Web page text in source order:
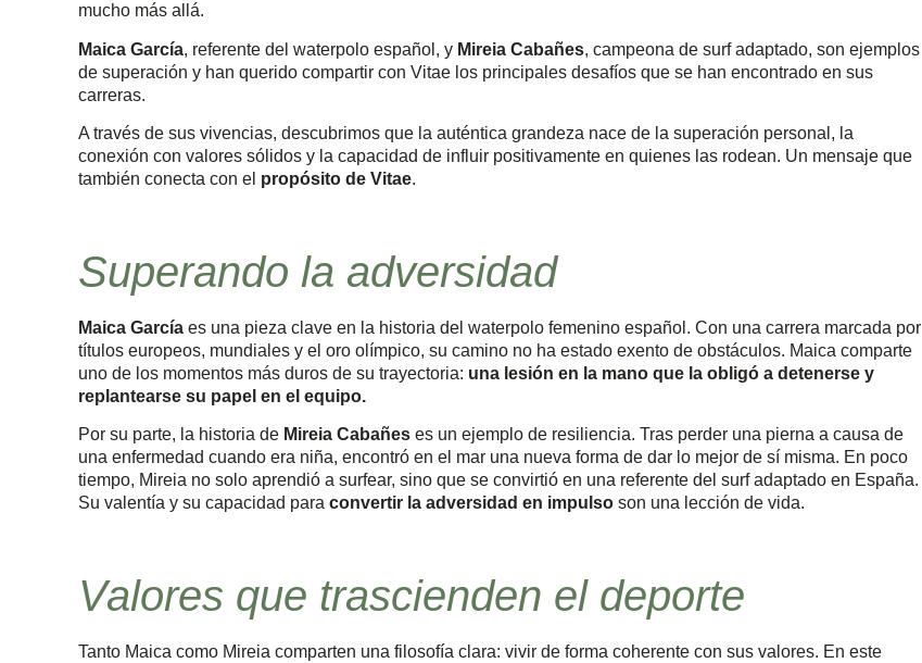
mucho más allá.
Maica García, referente del waterpolo español, y Mireia Cabañes, campeona de surf adaptado, son ejemplos
de superación y han querido compartir con Vitae los principales desafíos que se han encontrado en sus
carreras.
A través de sus vivencias, descubrimos que la auténtica grandeza nace de la superación personal, la
conexión con valores sólidos y la capacidad de influir positivamente en quienes las rodean. Un mensaje que
también conecta con el propósito de Vitae.
Superando la adversidad
Maica García es una pieza clave en la historia del waterpolo femenino español. Con una carrera marcada por
títulos europeos, mundiales y el oro olímpico, su camino no ha estado exento de obstáculos. Maica comparte
uno de los momentos más duros de su trayectoria: una lesión en la mano que la obligó a detenerse y
replantearse su papel en el equipo.
Por su parte, la historia de Mireia Cabañes es un ejemplo de resiliencia. Tras perder una pierna a causa de
una enfermedad cuando era niña, encontró en el mar una nueva forma de dar lo mejor de sí misma. En poco
tiempo, Mireia no solo aprendió a surfear, sino que se convirtió en una referente del surf adaptado en España.
Su valentía y su capacidad para convertir la adversidad en impulso son una lección de vida.
Valores que trascienden el deporte
Tanto Maica como Mireia comparten una filosofía clara: vivir de forma coherente con sus valores. En este